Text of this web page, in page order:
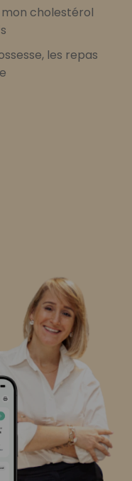
cholestérol
les repas